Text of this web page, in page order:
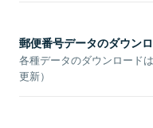
郵便番号データのダウン
各種データのダウンロード
更新）